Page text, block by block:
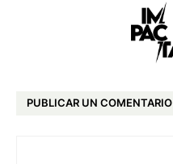
PUBLICAR UN COMENTARIO